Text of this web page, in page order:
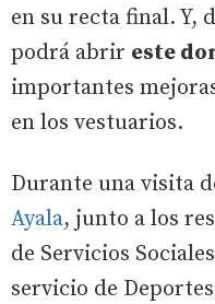
en su recta final. Y,
podrá abrir este
importantes
en los vestuarios.
Durante una visita
Ayala, junto a los
de Servicios
servicio de